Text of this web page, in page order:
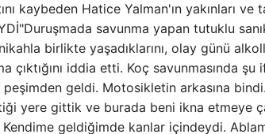
kaybeden Hatice Yalman'ın yakınları ve
savunma yapan tutuklu
birlikte yaşadıklarını, olay günü
çıktığını iddia etti. Koç savunmasında
geldi. Motosikletin arkasına
yere gittik ve burada beni ikna etmeye
Kendime geldiğimde kanlar içindeydi.